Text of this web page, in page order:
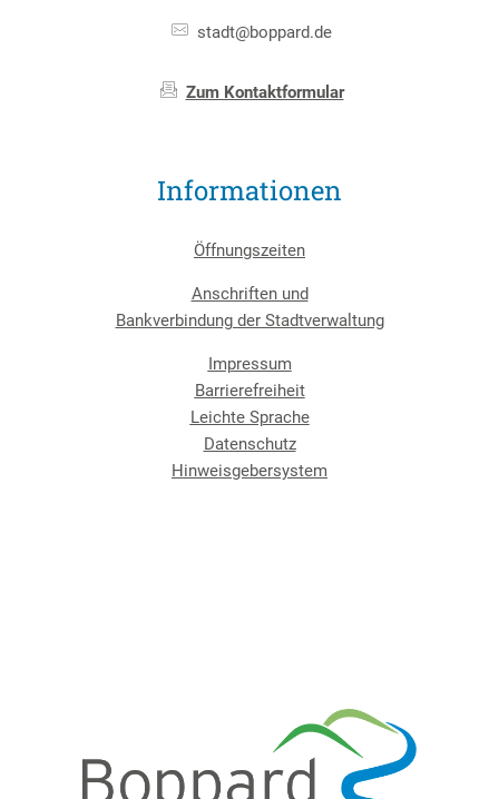
stadt@boppard.de
Zum Kontaktformular
Informationen
Öffnungszeiten
Anschriften und
Bankverbindung der Stadtverwaltung
Impressum
Barrierefreiheit
Leichte Sprache
Datenschutz
Hinweisgebersystem